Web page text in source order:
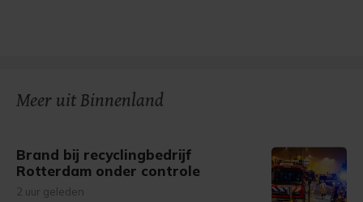
Meer uit Binnenland
Brand bij recyclingbedrijf
Rotterdam onder controle
2 uur geleden